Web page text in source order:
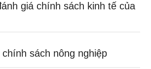
giá chính sách kinh tế của
sách nông nghiệp